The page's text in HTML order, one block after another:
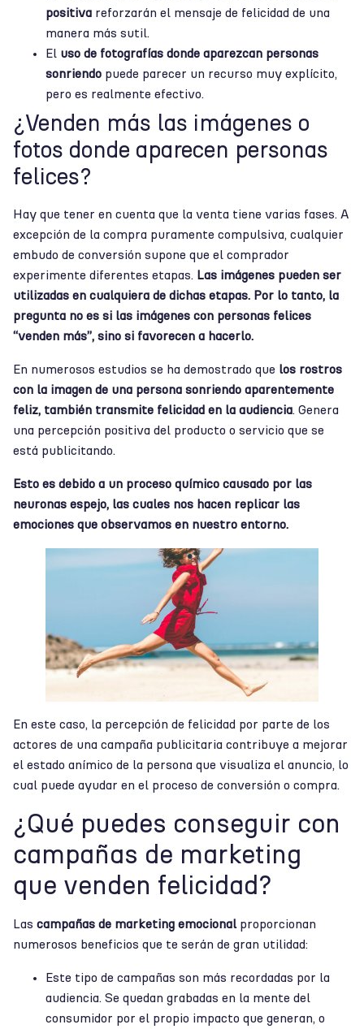
positiva reforzarán el mensaje de felicidad de una
manera más sutil.
El uso de fotografías donde aparezcan personas
sonriendo puede parecer un recurso muy explícito,
pero es realmente efectivo.
¿Venden más las imágenes o
fotos donde aparecen personas
felices?
Hay que tener en cuenta que la venta tiene varias fases. A
excepción de la compra puramente compulsiva, cualquier
embudo de conversión supone que el comprador
experimente diferentes etapas. Las imágenes pueden ser
utilizadas en cualquiera de dichas etapas. Por lo tanto, la
pregunta no es si las imágenes con personas felices
“venden más”, sino si favorecen a hacerlo.
En numerosos estudios se ha demostrado que los rostros
con la imagen de una persona sonriendo aparentemente
feliz, también transmite felicidad en la audiencia. Genera
una percepción positiva del producto o servicio que se
está publicitando.
Esto es debido a un proceso químico causado por las
neuronas espejo, las cuales nos hacen replicar las
emociones que observamos en nuestro entorno.
En este caso, la percepción de felicidad por parte de los
actores de una campaña publicitaria contribuye a mejorar
el estado anímico de la persona que visualiza el anuncio, lo
cual puede ayudar en el proceso de conversión o compra.
¿Qué puedes conseguir con
campañas de marketing
que venden felicidad?
Las campañas de marketing emocionalproporcionan
numerosos beneficios que te serán de gran utilidad:
Este tipo de campañas son más recordadas por la
audiencia. Se quedan grabadas en la mente del
consumidor por el propio impacto que generan, o